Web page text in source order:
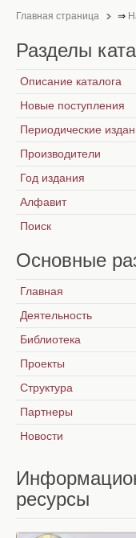
Главная страница ⇒
Разделы
Описание каталога
Новые поступления
Периодические
Производители
Год издания
Алфавит
Поиск
Основные
Главная
Деятельность
Библиотека
Проекты
Структура
Партнеры
Новости
ресурсы